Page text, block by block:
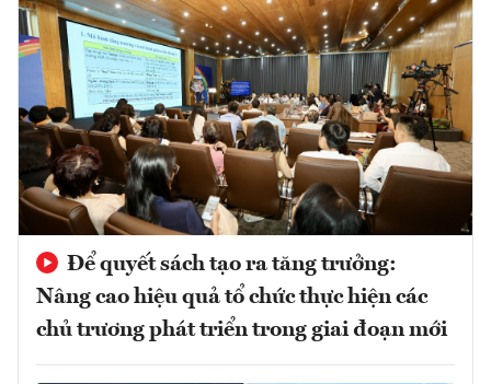
Để quyết sách tạo ra tăng trưởng:
Nâng cao hiệu quả tổ chức thực hiện các
chủ trương phát triển trong giai đoạn mới